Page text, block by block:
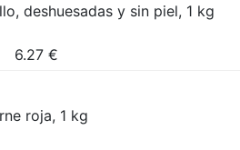
deshuesadas y sin piel, 1 kg
6.27 €
roja, 1 kg